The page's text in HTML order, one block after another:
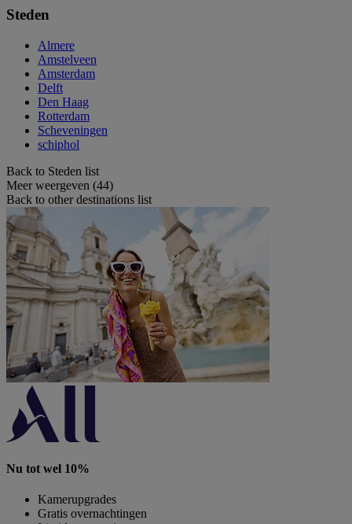
Steden
Almere
Amstelveen
Amsterdam
Delft
Den Haag
Rotterdam
Scheveningen
schiphol
Back to Steden list
Meer weergeven (44)
Back to other destinations list
Nu tot wel 10%
Kamerupgrades
Gratis overnachtingen